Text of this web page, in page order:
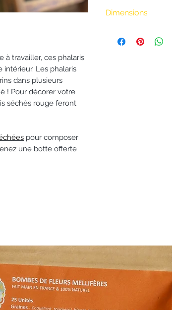
à travailler, ces phalaris
Les phalaris
dans plusieurs
! Pour décorer votre
séchés rouge feront
pour composer
une botte offerte
BiciCouriers :
0 à 3 km : 8 €
3 à 6 km : 15 €
Tout savoir sur la
Dimensions
Poigs : 30 g